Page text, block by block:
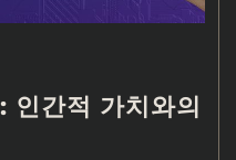
인간적 가치와의